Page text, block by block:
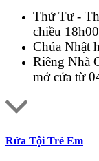
Thứ Tư -
chiều
Chúa Nhật
Riêng Nhà
mở cửa từ
Rửa Tội Trẻ Em